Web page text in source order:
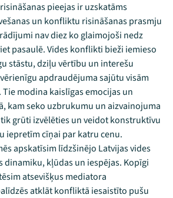
pieejas ir uzskatāms
un konfliktu risināšanas prasmju
nav diez ko glaimojoši nedz
pasaulē. Vides konflikti bieži iemieso
stāstu, dziļu vērtību un interešu
apdraudējuma sajūtu visām
modina kaislīgas emocijas un
kam seko uzbrukumu un aizvainojuma
grūti izvēlēties un veidot konstruktīvu
iepretīm cīņai par katru cenu.
apskatīsim līdzšinējo Latvijas vides
kļūdas un iespējas. Kopīgi
atsevišķus mediatora
atklāt konfliktā iesaistīto pušu